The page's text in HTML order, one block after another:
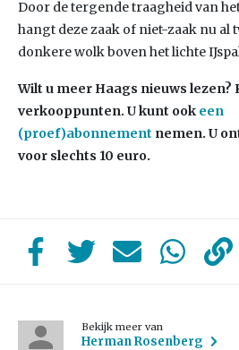
Door de tergende traagheid van
hangt deze zaak of niet-zaak nu al
donkere wolk boven het lichte
Wilt u meer Haags nieuws lezen?
verkooppunten. U kunt ook een
(proef)abonnement nemen. U
voor slechts 10 euro.
Bekijk meer van
Herman Rosenberg